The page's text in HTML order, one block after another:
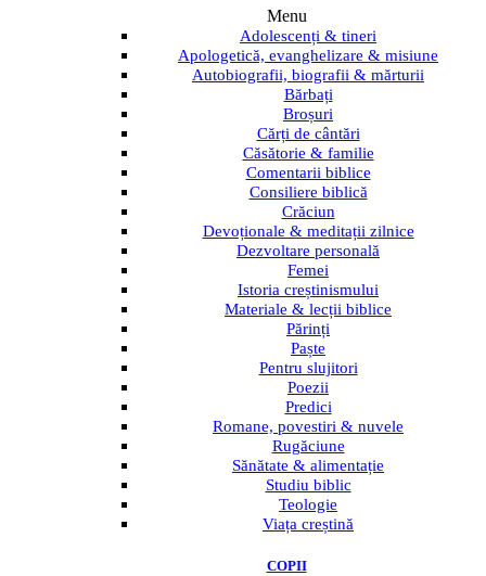
Menu
Adolescenți & tineri
Apologetică, evanghelizare & misiune
Autobiografii, biografii & mărturii
Bărbați
Broșuri
Cărți de cântări
Căsătorie & familie
Comentarii biblice
Consiliere biblică
Crăciun
Devoționale & meditații zilnice
Dezvoltare personală
Femei
Istoria creștinismului
Materiale & lecții biblice
Părinți
Paște
Pentru slujitori
Poezii
Predici
Romane, povestiri & nuvele
Rugăciune
Sănătate & alimentație
Studiu biblic
Teologie
Viața creștină
COPII